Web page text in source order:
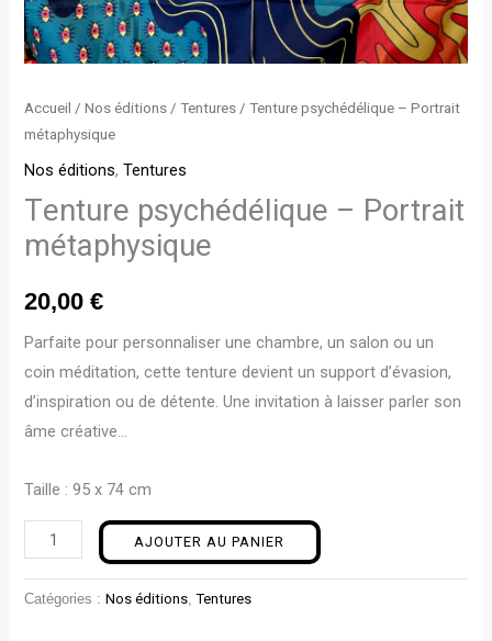
Accueil /Nos éditions /Tentures / Tenture psychédélique – Portrait
métaphysique
Nos éditions,Tentures
Tenture psychédélique – Portrait
métaphysique
20,00€
Parfaite pour personnaliser une chambre, un salon ou un
coin méditation, cette tenture devient un support d’évasion,
d’inspiration ou de détente. Une invitation à laisser parler son
âme créative…
Taille : 95 x 74 cm
AJOUTER AU PANIER
Catégories :Nos éditions,Tentures